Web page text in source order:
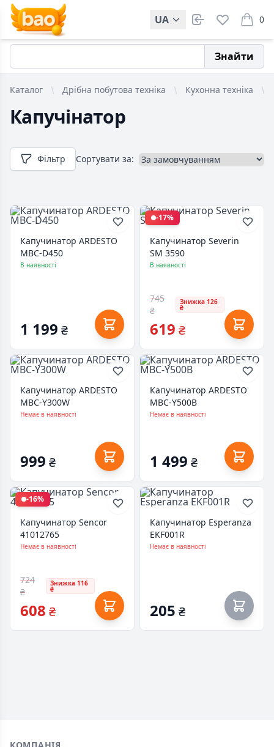
UA 0
items
Знайти
Каталог Дрібна побутова техніка Кухонна техніка
Капучінатор
Фільтр Сортувати за:
Капучинатор ARDESTO
MBC-D450
В наявності
1 199 ₴
-17%
Капучинатор Severin
SM 3590
В наявності
745
₴
Знижка 126
₴
619 ₴
Капучинатор ARDESTO
MBC-Y300W
Немає в наявності
999 ₴
Капучинатор ARDESTO
MBC-Y500B
Немає в наявності
1 499 ₴
-16%
Капучинатор Sencor
41012765
Немає в наявності
724
₴
Знижка 116
₴
608 ₴
Капучинатор Esperanza
EKF001R
Немає в наявності
205 ₴
Footer